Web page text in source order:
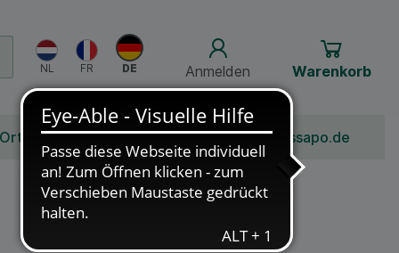
Anmelden Warenkorb
Bonusprogramm Jobs Über Schlossapo.de